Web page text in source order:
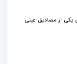
از مصادیق عینی